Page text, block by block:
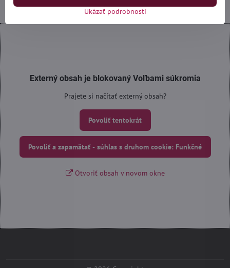
Externý obsah je blokovaný Voľbami súkromia
Prajete si načítať externý obsah?
Povoliť tentokrát
Povoliť a zapamätať - súhlas s druhom cookie: Funkčné
Otvoriť obsah v novom okne
Ukázať podrobnosti